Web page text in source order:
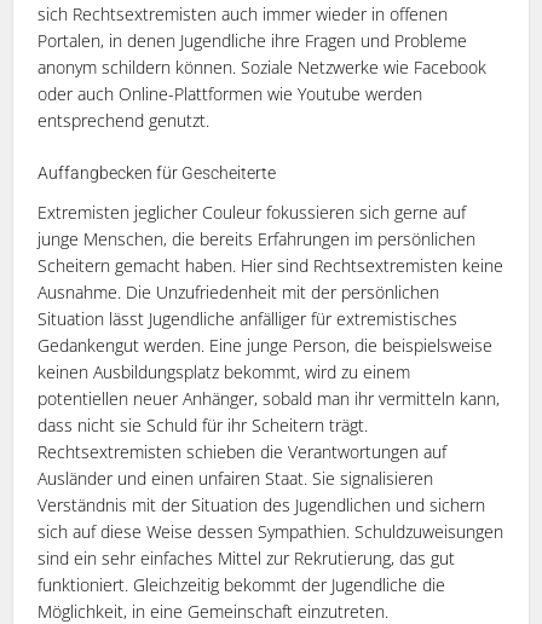
sich Rechtsextremisten auch immer wieder in offenen
Portalen, in denen Jugendliche ihre Fragen und Probleme
anonym schildern können. Soziale Netzwerke wie Facebook
oder auch Online-Plattformen wie Youtube werden
entsprechend genutzt.
Auffangbecken für Gescheiterte
Extremisten jeglicher Couleur fokussieren sich gerne auf
junge Menschen, die bereits Erfahrungen im persönlichen
Scheitern gemacht haben. Hier sind Rechtsextremisten keine
Ausnahme. Die Unzufriedenheit mit der persönlichen
Situation lässt Jugendliche anfälliger für extremistisches
Gedankengut werden. Eine junge Person, die beispielsweise
keinen Ausbildungsplatz bekommt, wird zu einem
potentiellen neuer Anhänger, sobald man ihr vermitteln kann,
dass nicht sie Schuld für ihr Scheitern trägt.
Rechtsextremisten schieben die Verantwortungen auf
Ausländer und einen unfairen Staat. Sie signalisieren
Verständnis mit der Situation des Jugendlichen und sichern
sich auf diese Weise dessen Sympathien. Schuldzuweisungen
sind ein sehr einfaches Mittel zur Rekrutierung, das gut
funktioniert. Gleichzeitig bekommt der Jugendliche die
Möglichkeit, in eine Gemeinschaft einzutreten.